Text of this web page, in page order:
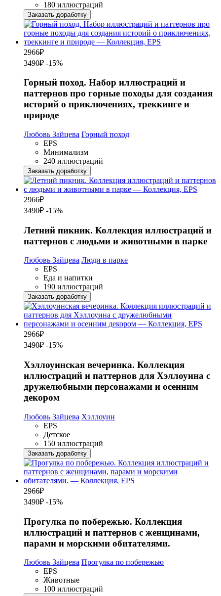
180 иллюстраций
Заказать доработку
2966₽
3490₽ -15%
Горный поход. Набор иллюстраций и
паттернов про горные походы для создания
историй о приключениях, треккинге и
природе
Любовь Зайцева Горный поход
EPS
Минимализм
240 иллюстраций
Заказать доработку
2966₽
3490₽ -15%
Летний пикник. Коллекция иллюстраций и
паттернов с людьми и животными в парке
Любовь Зайцева Люди в парке
EPS
Еда и напитки
190 иллюстраций
Заказать доработку
2966₽
3490₽ -15%
Хэллоуинская вечеринка. Коллекция
иллюстраций и паттернов для Хэллоуина с
дружелюбными персонажами и осенним
декором
Любовь Зайцева Хэллоуин
EPS
Детское
150 иллюстраций
Заказать доработку
2966₽
3490₽ -15%
Прогулка по побережью. Коллекция
иллюстраций и паттернов с женщинами,
парами и морскими обитателями.
Любовь Зайцева Прогулка по побережью
EPS
Животные
100 иллюстраций